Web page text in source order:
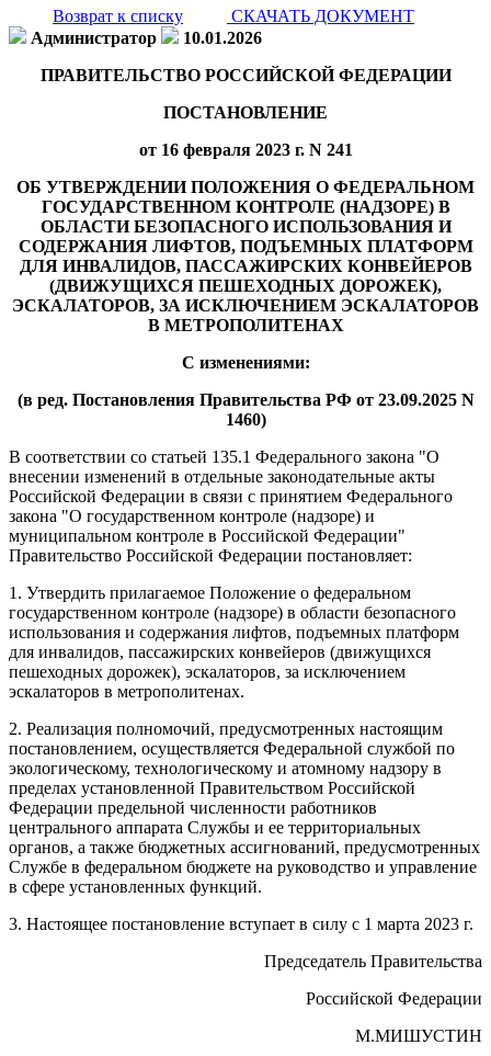
Возврат к списку
СКАЧАТЬ ДОКУМЕНТ
Администратор
10.01.2026
ПРАВИТЕЛЬСТВО РОССИЙСКОЙ ФЕДЕРАЦИИ
ПОСТАНОВЛЕНИЕ
от 16 февраля 2023 г. N 241
ОБ УТВЕРЖДЕНИИ ПОЛОЖЕНИЯ О ФЕДЕРАЛЬНОМ
ГОСУДАРСТВЕННОМ КОНТРОЛЕ (НАДЗОРЕ) В
ОБЛАСТИ БЕЗОПАСНОГО ИСПОЛЬЗОВАНИЯ И
СОДЕРЖАНИЯ ЛИФТОВ, ПОДЪЕМНЫХ ПЛАТФОРМ
ДЛЯ ИНВАЛИДОВ, ПАССАЖИРСКИХ КОНВЕЙЕРОВ
(ДВИЖУЩИХСЯ ПЕШЕХОДНЫХ ДОРОЖЕК),
ЭСКАЛАТОРОВ, ЗА ИСКЛЮЧЕНИЕМ ЭСКАЛАТОРОВ
В МЕТРОПОЛИТЕНАХ
С изменениями:
(в ред. Постановления Правительства РФ от 23.09.2025 N
1460)
В соответствии со статьей 135.1 Федерального закона "О
внесении изменений в отдельные законодательные акты
Российской Федерации в связи с принятием Федерального
закона "О государственном контроле (надзоре) и
муниципальном контроле в Российской Федерации"
Правительство Российской Федерации постановляет:
1. Утвердить прилагаемое Положение о федеральном
государственном контроле (надзоре) в области безопасного
использования и содержания лифтов, подъемных платформ
для инвалидов, пассажирских конвейеров (движущихся
пешеходных дорожек), эскалаторов, за исключением
эскалаторов в метрополитенах.
2. Реализация полномочий, предусмотренных настоящим
постановлением, осуществляется Федеральной службой по
экологическому, технологическому и атомному надзору в
пределах установленной Правительством Российской
Федерации предельной численности работников
центрального аппарата Службы и ее территориальных
органов, а также бюджетных ассигнований, предусмотренных
Службе в федеральном бюджете на руководство и управление
в сфере установленных функций.
3. Настоящее постановление вступает в силу с 1 марта 2023 г.
Председатель Правительства
Российской Федерации
М.МИШУСТИН